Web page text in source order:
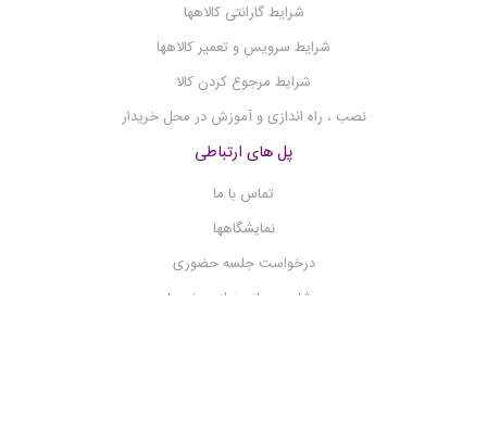
شرایط گارانتی کالاهها
شرایط سرویس و تعمیر کالاهها
شرایط مرجوع کردن کالا
نصب ، راه اندازی و آموزش در محل خریدار
پل های ارتباطی
تماس با ما
نمایشگاهها
درخواست جلسه حضوری
مشاوره و بازدید از پروژه ها